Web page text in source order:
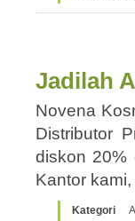
Jadilah
Novena
Distributor
diskon 20%
Kantor
Kategori